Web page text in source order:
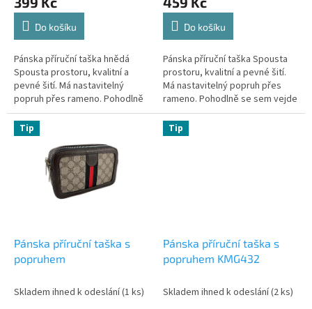
Do košíku
Pánska příruční taška hnědá
Spousta prostoru, kvalitní a
pevné šití. Má nastavitelný
popruh přes rameno. Pohodlně
se sem vejde peněženka,
doklady, telefón, klíče a...
Do košíku
Pánska příruční taška Spousta
prostoru, kvalitní a pevné šití.
Má nastavitelný popruh přes
rameno. Pohodlně se sem vejde
peněženka, doklady, telefón,
klíče a další...
Tip
Pánska příruční taška s
popruhem
Skladem ihned k odeslání(1 ks)
Tip
Pánska příruční taška s
popruhem KMG432
Skladem ihned k odeslání(2 ks)